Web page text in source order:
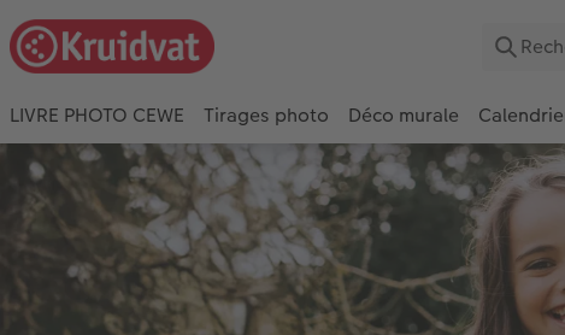
LIVRE PHOTO CEWE Tirages photo Déco murale